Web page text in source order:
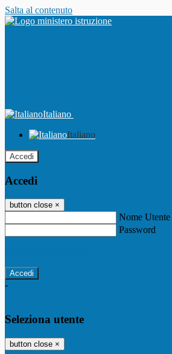
Salta al contenuto
Italiano
Italiano
Accedi
Accedi
button close ×
Nome Utente
Password
-
Seleziona utente
button close ×